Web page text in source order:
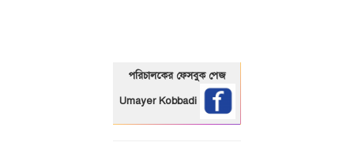
পরিচালকের ফেসবুক পেজ
Umayer Kobbadi